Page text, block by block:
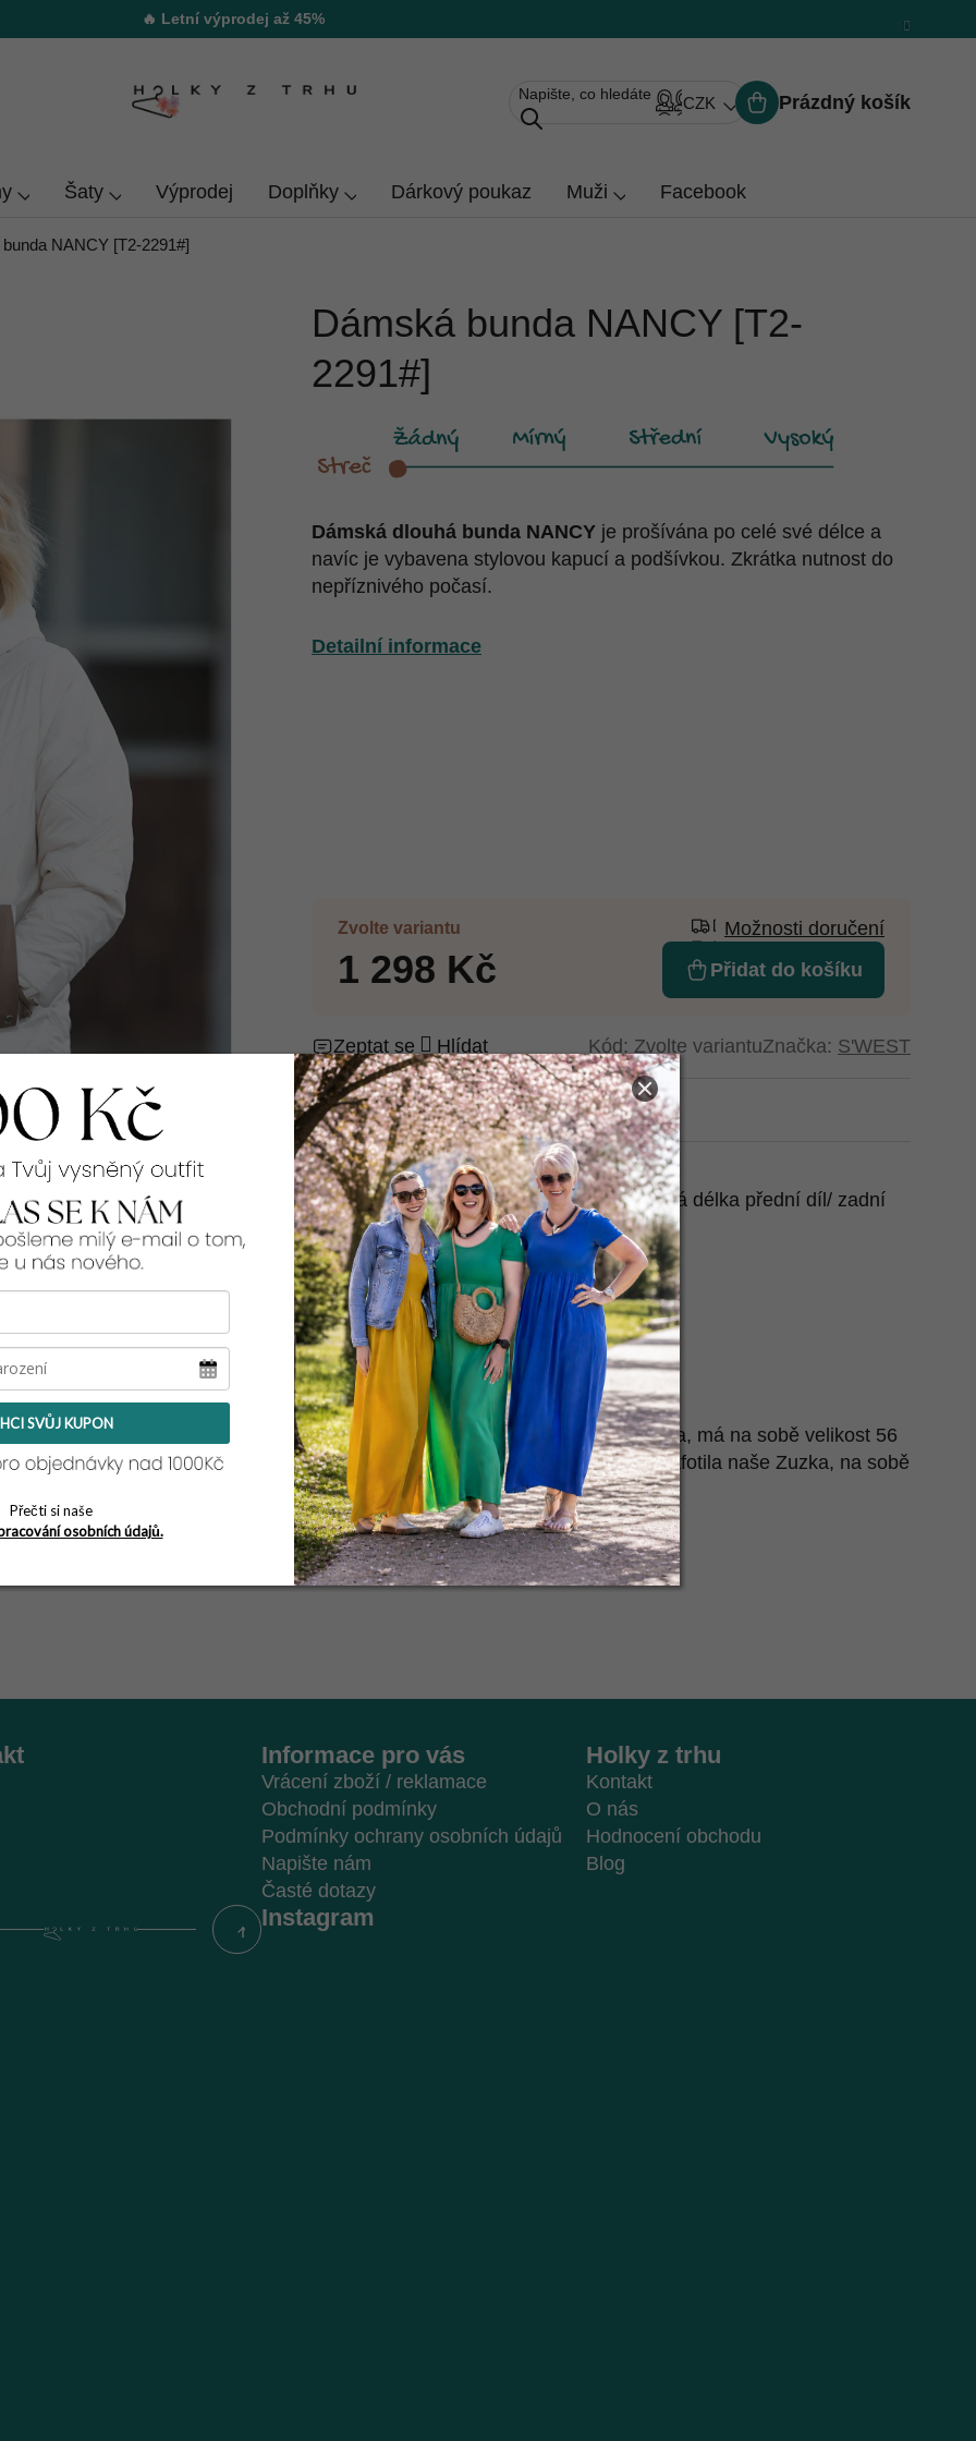
🔥 Letní výprodej až 45%
Nákupní
Prázdný košík
CZK
Šaty Výprodej Doplňky Dárkový poukaz Muži Facebook
NANCY [T2-2291#]
Dámská bunda NANCY [T2-
2291#]
Zvolte variantu Možnosti doručení
1 298 Kč Přidat do košíku
Rozměry:
přes prsa, přes boky, délka rukávu, celková délka přední díl/ zadní
díl:
46:
2x55 cm, 2x58 cm, 67 cm, 77/89 cm
48:
2x56 cm, 2x60 cm, 67 cm, 79/92 cm
50:
2x57 cm, 2x61 cm, 68 cm, 80/94 cm
52:
2x60 cm, 2x63 cm, 68 cm, 81/94 cm
54:
2x61 cm, 2x64 cm, 69 cm, 82/94 cm
56:
2x63 cm, 2x67 cm, 70 cm, 84/96 cm
Tento model pro tebe nafotila naše Terezka, má na sobě velikost 56
a její míry najdeš
. Také ho pro tebe nafotila naše Zuzka, na sobě
má velikost 48 a její míry najdešzde.
Dámská dlouhá bunda NANCY je prošívána po celé své délce a
navíc je vybavena stylovou kapucí a podšívkou. Zkrátka nutnost do
nepříznivého počasí.
Detailní informace
Zeptat se Hlídat Značka: S'WEST
Kód: Zvolte variantu
99% spokojenost na Heurece
Informace pro vás
Vrácení zboží / reklamace
Obchodní podmínky
Podmínky ochrany osobních údajů
Napište nám
Časté dotazy
Holky z trhu
Kontakt
O nás
Hodnocení obchodu
Blog
Instagram
SVŮJ KUPON
Přečti si naše
osobních údajů.